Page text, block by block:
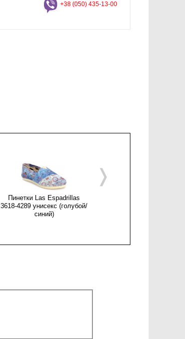
+38 (050) 435-13-00
Пинетки Las Espadrillas
3618-4289 унисекс (голубой/
синий)
❭